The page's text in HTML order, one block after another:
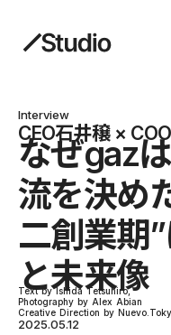
Interview
CEO石井穣 ×
なぜgaz
流を決め
二創業期
と未来像
Text by Ishida Tetsuhiro,
Photography by Alex Abian
Creative Direction by
2025.05.12